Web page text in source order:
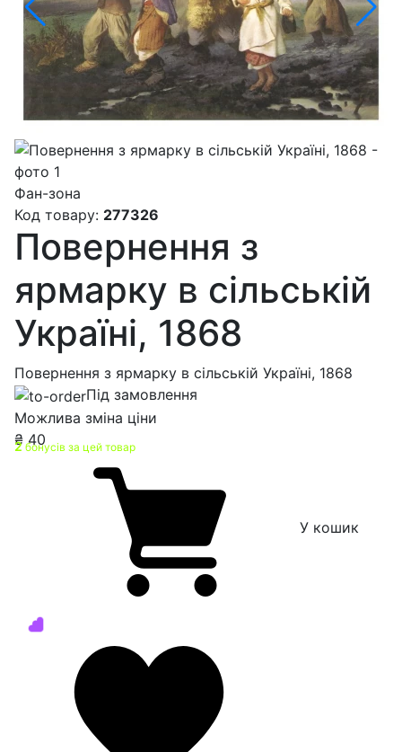
Фан-зона
Код товару: 277326
Повернення з
ярмарку в cільській
Україні, 1868
Повернення з ярмарку в cільській Україні, 1868
Під замовлення
Можлива зміна ціни
₴ 40
2 бонусів за цей товар
У кошик